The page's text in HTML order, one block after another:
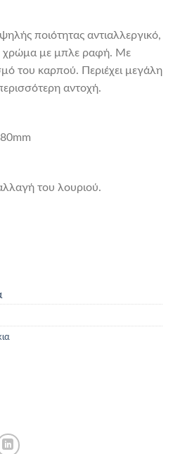
ποιότητας αντιαλλεργικό,
χρώμα με μπλε ραφή. Με
του καρπού. Περιέχει μεγάλη
αντοχή.
του λουριού.